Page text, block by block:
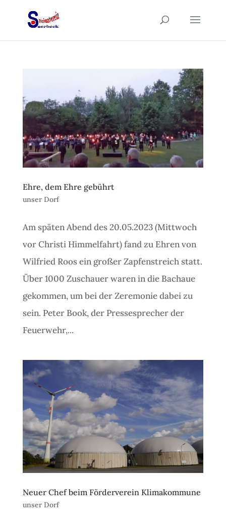
Ehre, dem Ehre gebührt
unser Dorf
Am späten Abend des 20.05.2023 (Mittwoch
vor Christi Himmelfahrt) fand zu Ehren von
Wilfried Roos ein großer Zapfenstreich statt.
Über 1000 Zuschauer waren in die Bachaue
gekommen, um bei der Zeremonie dabei zu
sein. Peter Book, der Pressesprecher der
Feuerwehr,...
Neuer Chef beim Förderverein Klimakommune
unser Dorf